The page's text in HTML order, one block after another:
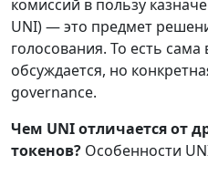
комиссий в пользу
UNI) — это предмет
голосования. То есть
обсуждается, но
governance.
Чем UNI отличается от
токенов? Особенности